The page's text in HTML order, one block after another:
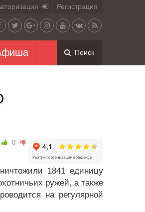
Регистрация
Поиск
0
1841 единицу
ружей, а также
на регулярной